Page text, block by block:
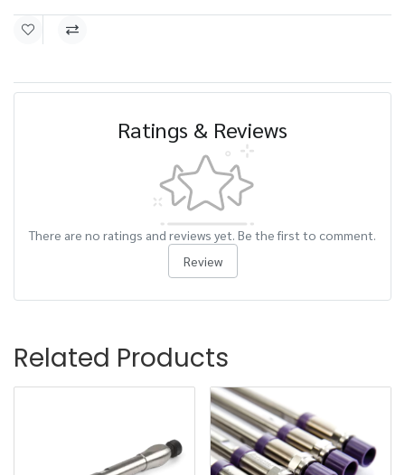
Ratings & Reviews
There are no ratings and reviews yet. Be the first to comment.
Review
Related Products